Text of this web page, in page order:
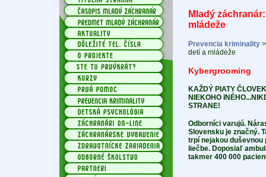
Mladý
mládeže
Prevencia kriminality
detí a mládeže
Kybergrooming
KAŽDÝ PIATY
NIEKOHO
STRANE!
Odborníci varujú.
Slovensku je značný.
trpí nejakou duševnou
liečbe. Doposiaľ
takmer 400 000